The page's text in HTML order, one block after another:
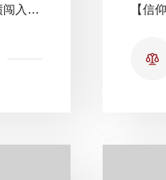
法学院辩论队再创佳绩闯入决赛